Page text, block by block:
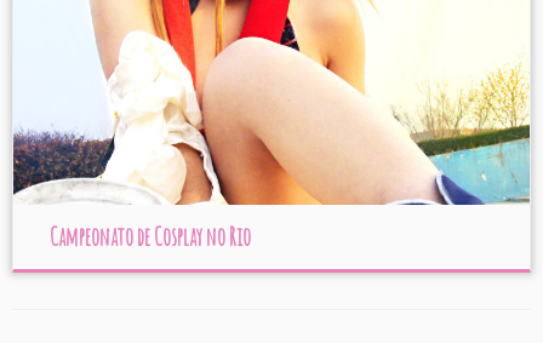
Campeonato de Cosplay no Rio